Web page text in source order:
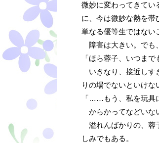
微妙に変わってきてい
に、今は微妙な熱を帯
単なる優等生ではない
障害は大きい。でも
「ほら蓉子、いつま
いきなり、接近しす
りの場でないといけな
「……もう、私を玩具
からかってなどいな
溢れんばかりの、蓉
しみでもある。